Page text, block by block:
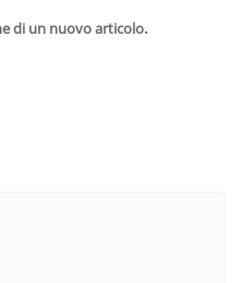
di un nuovo articolo.